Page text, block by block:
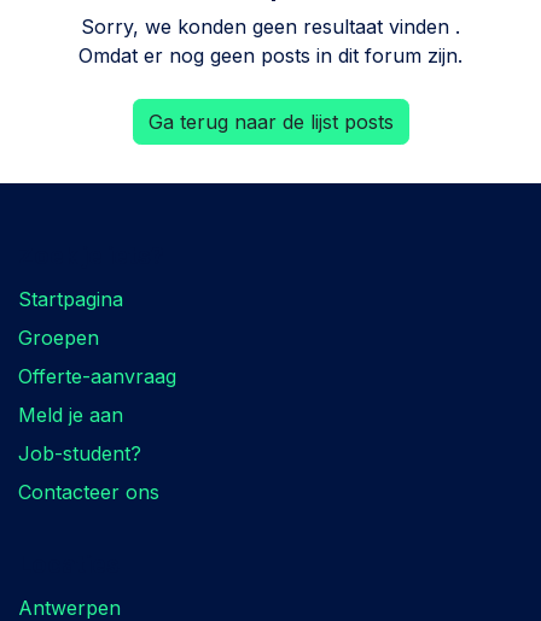
Sorry, we konden geen resultaat vinden .
Omdat er nog geen posts in dit forum zijn.
Ga terug naar de lijst posts
Startpagina
Groepen
Offerte-aanvraag
Meld je aan
Job-student?
Contacteer ons
Antwerpen